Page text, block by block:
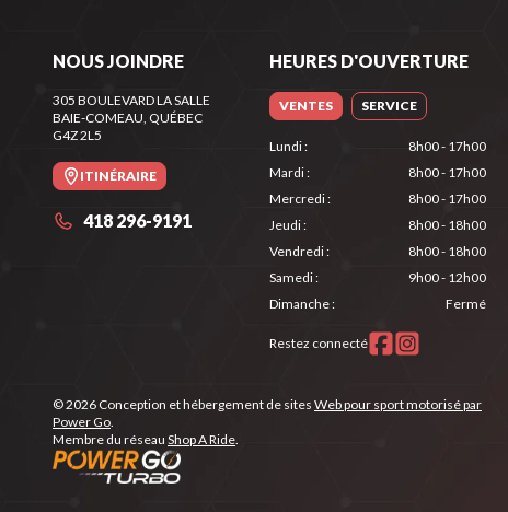
NOUS JOINDRE
305 BOULEVARD LA SALLE
BAIE-COMEAU, QUÉBEC
G4Z 2L5
ITINÉRAIRE
418 296-9191
HEURES D'OUVERTURE
VENTES SERVICE
Lundi:
8h00 - 17h00
Mardi:
8h00 - 17h00
Mercredi:
8h00 - 17h00
Jeudi:
8h00 - 18h00
Vendredi:
8h00 - 18h00
Samedi:
9h00 - 12h00
Dimanche: Fermé
Restez connecté
© 2026 Conception et hébergement de sites Web pour sport motorisé par
Power Go.
Membre du réseau Shop A Ride.